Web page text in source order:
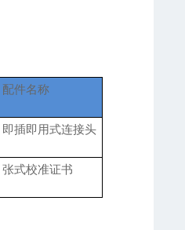
配件名称
即插即用式连接头
张式校准证书